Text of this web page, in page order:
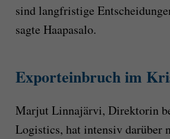
sind langfristige
sagte Haapasalo.
Exporteinbruch im
Marjut Linnajärvi, Direktorin
Logistics, hat intensiv darüber